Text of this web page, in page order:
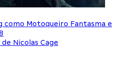
como Motoqueiro Fantasma e
Nicolas Cage